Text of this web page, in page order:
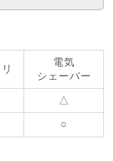
電気
シェーバー
△
○